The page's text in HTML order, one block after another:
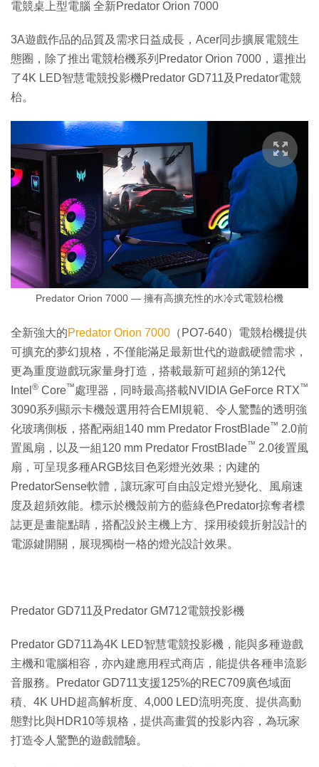
電競桌上型電腦 全新Predator Orion 7000
3A遊戲作品的品質及需求日益成長，Acer同步擴展電競生
態圈，除了推出電競枱機系列Predator Orion 7000，還推出
了4K LED智慧電競投影機Predator GD711及Predator電競
枱。
Predator Orion 7000 — 擁有高擴充性的水冷式電競枱機
全新強大的Predator Orion 7000 （PO7-640）電競枱機提供
可擴充的夢幻規格，不僅能滿足最新世代的遊戲硬體需求，
更為重度遊戲玩家量身打造，搭載最新可超頻的第12代
Intel ® Core™ 處理器，同時最高搭載NVIDIA GeForce RTX™
3090系列顯示卡機殼選用符合EMI規範、令人驚豔的透明強
化玻璃側板，搭配兩組140 mm Predator FrostBlade™ 2.0前
置風扇，以及一組120 mm Predator FrostBlade™ 2.0後置風
扇，可呈現多種ARGB炫目色彩燈光效果；內建的
PredatorSense軟體，讓玩家可自由設定燈光變化、風扇速
度及超頻效能。標示於機殼前方的藍綠色Predator掠奪者標
誌更是畫龍點睛，搭配設於主機上方、採用稜鏡折射設計的
電源鍵開關，展現獨樹一格的燈光設計效果。
Predator GD711及Predator GM712電競投影機
Predator GD711為4K LED智慧電競投影機，能與多種遊戲
主機和電腦相容，亦內建應用程式商店，能提供各種串流影
音服務。Predator GD711支援125%的REC709廣色域面
積、4K UHD超高解析度、4,000 LED流明亮度、提供高動
態對比與HDR10等規格，提供高畫質的投影內容，為玩家
打造令人驚艷的遊戲體驗。